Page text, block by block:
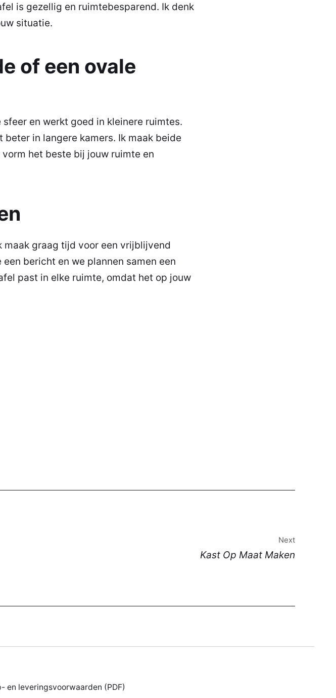
is gezellig en ruimtebesparend. Ik denk
situatie.
of een ovale
en werkt goed in kleinere ruimtes.
in langere kamers. Ik maak beide
het beste bij jouw ruimte en
maak graag tijd voor een vrijblijvend
een bericht en we plannen samen een
past in elke ruimte, omdat het op jouw
Next
Kast Op Maat Maken
en leveringsvoorwaarden (PDF)